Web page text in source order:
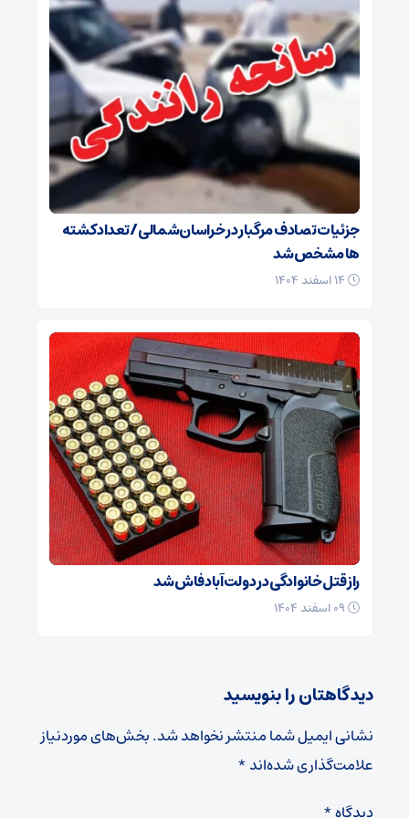
جزئیات تصادف مرگبار در خراسان‌شمالی/ تعداد کشته
ها مشخص شد
راز قتل خانوادگی در دولت‌آباد فاش شد
دیدگاهتان را بنویسید
نشانی ایمیل شما منتشر نخواهد شد.بخش‌های موردنیاز
علامت‌گذاری شده‌اند*
دیدگاه*